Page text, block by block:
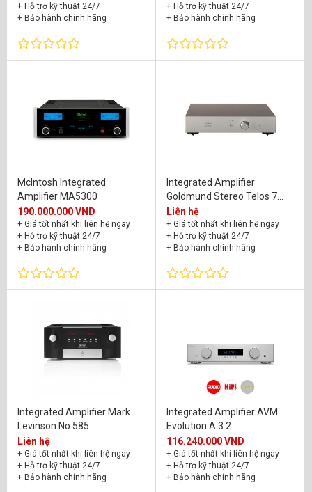
+ Hỗ trợ kỹ thuật 24/7
+ Bảo hành chính hãng
+ Hỗ trợ kỹ thuật 24/7
+ Bảo hành chính hãng
McIntosh Integrated
Amplifier MA5300
190.000.000 VND
+ Giá tốt nhất khi liên hệ ngay
+ Hỗ trợ kỹ thuật 24/7
+ Bảo hành chính hãng
Integrated Amplifier
Goldmund Stereo Telos 7
NextGen
Liên hệ
+ Giá tốt nhất khi liên hệ ngay
+ Hỗ trợ kỹ thuật 24/7
+ Bảo hành chính hãng
Integrated Amplifier Mark
Levinson No 585
Liên hệ
+ Giá tốt nhất khi liên hệ ngay
+ Hỗ trợ kỹ thuật 24/7
+ Bảo hành chính hãng
Integrated Amplifier AVM
Evolution A 3.2
116.240.000 VND
+ Giá tốt nhất khi liên hệ ngay
+ Hỗ trợ kỹ thuật 24/7
+ Bảo hành chính hãng